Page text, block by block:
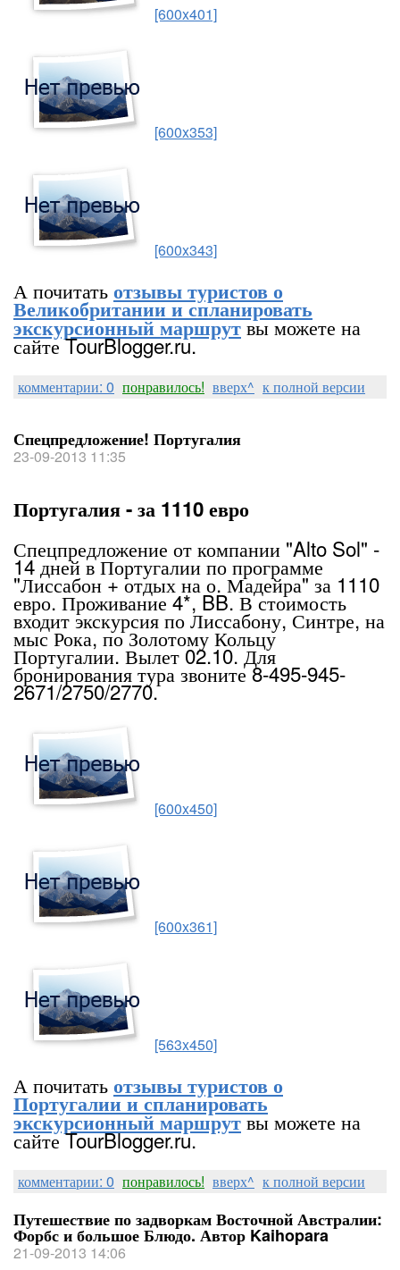
[600x401]
[600x353]
[600x343]
А почитатьотзывы туристов о
Великобритании и спланировать
экскурсионный маршрутвы можете на
сайте TourBlogger.ru.
комментарии: 0 понравилось! вверх^ к полной версии
Спецпредложение! Португалия
23-09-2013 11:35
Португалия - за 1110 евро
Спецпредложение от компании "Alto Sol" -
14 дней в Португалии по программе
"Лиссабон + отдых на о. Мадейра" за 1110
евро. Проживание 4*, BB. В стоимость
входит экскурсия по Лиссабону, Синтре, на
мыс Рока, по Золотому Кольцу
Португалии. Вылет 02.10. Для
бронирования тура звоните 8-495-945-
2671/2750/2770.
[600x450]
[600x361]
[563x450]
А почитатьотзывы туристов о
Португалии и спланировать
экскурсионный маршрутвы можете на
сайте TourBlogger.ru.
комментарии: 0 понравилось! вверх^ к полной версии
Путешествие по задворкам Восточной Австралии:
Форбс и большое Блюдо. Автор Kaihopara
21-09-2013 14:06